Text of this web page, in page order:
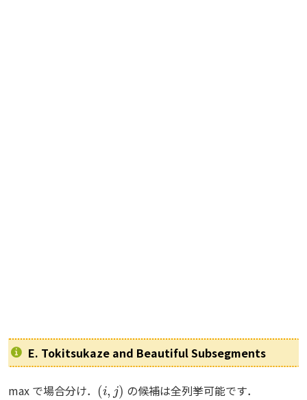
E. Tokitsukaze and Beautiful Subsegments
max で場合分け．
(
の候補は全列挙可能です．